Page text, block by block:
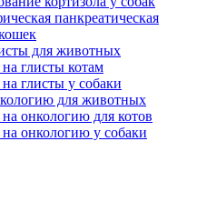
панкреатическая
для животных
глисты котам
глисты у собаки
для животных
онкологию для котов
онкологию у собаки